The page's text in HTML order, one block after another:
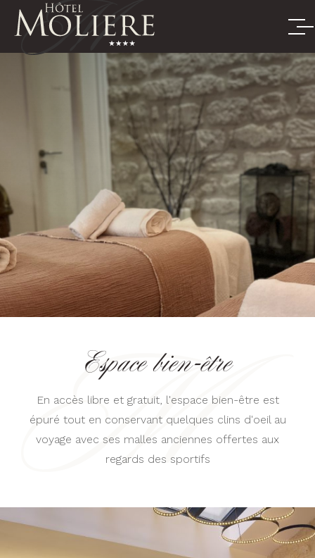
Espace bien-être
En accès libre et gratuit, l'espace bien-être est
épuré tout en conservant quelques clins d'oeil au
voyage avec ses malles anciennes offertes aux
regards des sportifs